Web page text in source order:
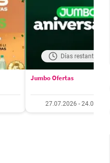
Días restantes: 18
Jumbo Ofertas
27.07.2026 - 24.08.2026